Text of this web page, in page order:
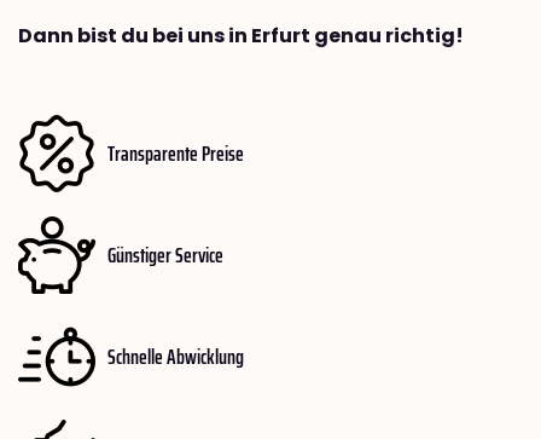
Dann bist du bei uns in Erfurt genau richtig!
Transparente Preise
Günstiger Service
Schnelle Abwicklung